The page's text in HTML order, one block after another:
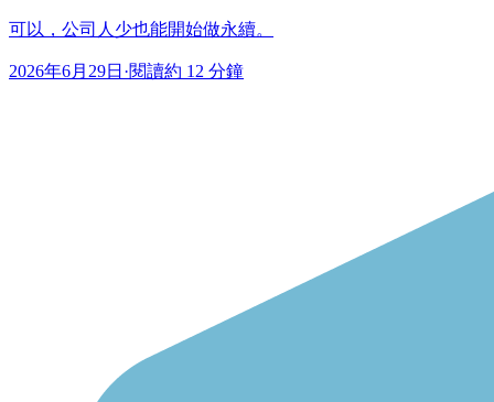
可以，公司人少也能開始做永續。
2026年6月29日 ·閱讀約 12 分鐘